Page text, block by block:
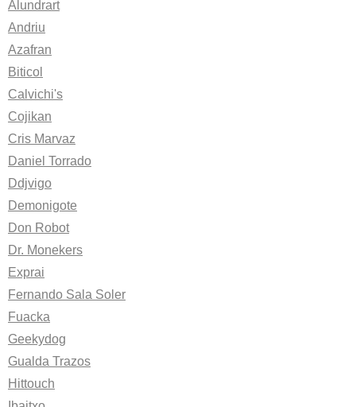
Alundrart
Andriu
Azafran
Biticol
Calvichi's
Cojikan
Cris Marvaz
Daniel Torrado
Ddjvigo
Demonigote
Don Robot
Dr. Monekers
Exprai
Fernando Sala Soler
Fuacka
Geekydog
Gualda Trazos
Hittouch